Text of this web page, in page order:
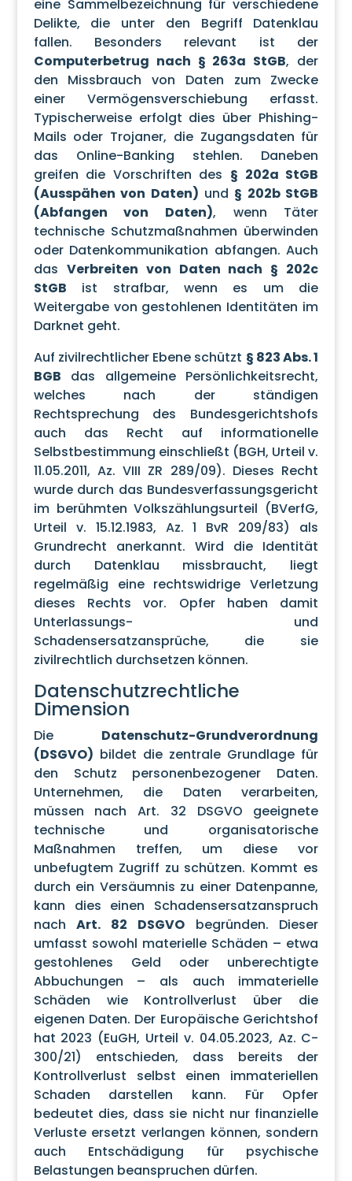
eine Sammelbezeichnung für verschiedene
Delikte, die unter den Begriff Datenklau
fallen. Besonders relevant ist der
Computerbetrug nach § 263a StGB, der
den Missbrauch von Daten zum Zwecke
einer Vermögensverschiebung erfasst.
Typischerweise erfolgt dies über Phishing-
Mails oder Trojaner, die Zugangsdaten für
das Online-Banking stehlen. Daneben
greifen die Vorschriften des § 202a StGB
(Ausspähen von Daten) und § 202b StGB
(Abfangen von Daten), wenn Täter
technische Schutzmaßnahmen überwinden
oder Datenkommunikation abfangen. Auch
das Verbreiten von Daten nach § 202c
StGB ist strafbar, wenn es um die
Weitergabe von gestohlenen Identitäten im
Darknet geht.
Auf zivilrechtlicher Ebene schützt § 823 Abs. 1
BGB das allgemeine Persönlichkeitsrecht,
welches nach der ständigen
Rechtsprechung des Bundesgerichtshofs
auch das Recht auf informationelle
Selbstbestimmung einschließt (BGH, Urteil v.
11.05.2011, Az. VIII ZR 289/09). Dieses Recht
wurde durch das Bundesverfassungsgericht
im berühmten Volkszählungsurteil (BVerfG,
Urteil v. 15.12.1983, Az. 1 BvR 209/83) als
Grundrecht anerkannt. Wird die Identität
durch Datenklau missbraucht, liegt
regelmäßig eine rechtswidrige Verletzung
dieses Rechts vor. Opfer haben damit
Unterlassungs- und
Schadensersatzansprüche, die sie
zivilrechtlich durchsetzen können.
Datenschutzrechtliche
Dimension
Die Datenschutz-Grundverordnung
(DSGVO) bildet die zentrale Grundlage für
den Schutz personenbezogener Daten.
Unternehmen, die Daten verarbeiten,
müssen nach Art. 32 DSGVO geeignete
technische und organisatorische
Maßnahmen treffen, um diese vor
unbefugtem Zugriff zu schützen. Kommt es
durch ein Versäumnis zu einer Datenpanne,
kann dies einen Schadensersatzanspruch
nachArt. 82 DSGVObegründen. Dieser
umfasst sowohl materielle Schäden – etwa
gestohlenes Geld oder unberechtigte
Abbuchungen – als auch immaterielle
Schäden wie Kontrollverlust über die
eigenen Daten. Der Europäische Gerichtshof
hat 2023 (EuGH, Urteil v. 04.05.2023, Az. C-
300/21) entschieden, dass bereits der
Kontrollverlust selbst einen immateriellen
Schaden darstellen kann. Für Opfer
bedeutet dies, dass sie nicht nur finanzielle
Verluste ersetzt verlangen können, sondern
auch Entschädigung für psychische
Belastungen beanspruchen dürfen.